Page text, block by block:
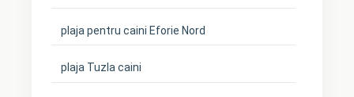
plaja pentru caini Eforie Nord
plaja Tuzla caini